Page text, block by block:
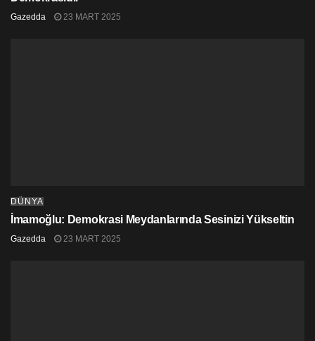
Gazedda 23 MART 2025
DÜNYA
İmamoğlu: Demokrasi Meydanlarında Sesinizi Yükseltin
Gazedda 23 MART 2025